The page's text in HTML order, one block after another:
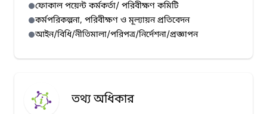
ফোকাল পয়েন্ট কর্মকর্তা/ পরিবীক্ষণ কমিটি
কর্মপরিকল্পনা, পরিবীক্ষণ ও মূল্যায়ন প্রতিবেদন
আইন/বিধি/নীতিমালা/পরিপত্র/নির্দেশনা/প্রজ্ঞাপন
তথ্য অধিকার